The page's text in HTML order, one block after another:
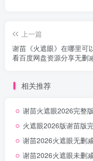
上一篇
谢苗《火遮眼》在哪里可
看百度网盘资源分享无删
相关推荐
谢苗火遮眼2026完整
火遮眼2026版谢苗版
谢苗2026火遮眼无删
谢苗2026火遮眼未删